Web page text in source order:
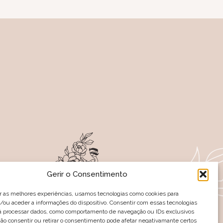
Gerir o Consentimento
as melhores experiências, usamos tecnologias como cookies para
aceder a informações do dispositivo. Consentir com essas tecnologias
processar dados, como comportamento de navegação ou IDs exclusivos
consentir ou retirar o consentimento pode afetar negativamante certos
NAS REDES SOCIAIS